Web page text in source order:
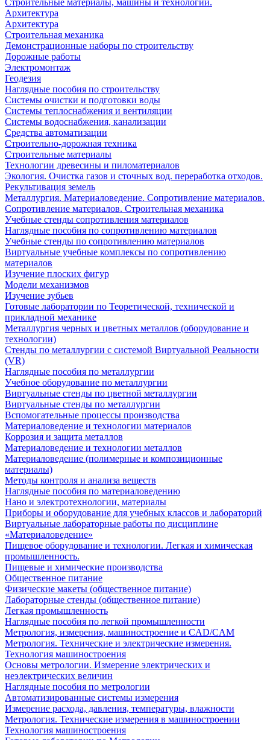
Строительные материалы, машины и технологии.
Архитектура
Архитектура
Cтроительная механика
Демонстрационные наборы по строительству
Дорожные работы
Электромонтаж
Геодезия
Наглядные пособия по строительству
Системы очистки и подготовки воды
Системы теплоснабжения и вентиляции
Системы водоснабжения, канализации
Средства автоматизации
Строительно-дорожная техника
Строительные материалы
Технологии древесины и пиломатериалов
Экология. Очистка газов и сточных вод. переработка отходов.
Рекультивация земель
Металлургия. Материаловедение. Сопротивление материалов.
Сопротивление материалов. Строительная механика
Учебные стенды сопротивления материалов
Наглядные пособия по сопротивлению материалов
Учебные стенды по сопротивлению материалов
Виртуальные учебные комплексы по сопротивлению
материалов
Изучение плоских фигур
Модели механизмов
Изучение зубьев
Готовые лаборатории по Теоретической, технической и
прикладной механике
Металлургия черных и цветных металлов (оборудование и
технологии)
Cтенды по металлургии с системой Виртуальной Реальности
(VR)
Наглядные пособия по металлургии
Учебное оборудование по металлургии
Виртуальные стенды по цветной металлургии
Виртуальные стенды по металлургии
Вспомогательные процессы производства
Материаловедение и технологии материалов
Коррозия и защита металлов
Материаловедение и технологии металлов
Материаловедение (полимерные и композиционные
материалы)
Методы контроля и анализа веществ
Наглядные пособия по материаловедению
Нано и электротехнологии, материалы
Приборы и оборудование для учебных классов и лабораторий
Виртуальные лабораторные работы по дисциплине
«Материаловедение»
Пищевое оборудование и технологии. Легкая и химическая
промышленность.
Пищевые и химические производства
Общественное питание
Физические макеты (общественное питание)
Лабораторные стенды (общественное питание)
Легкая промышленность
Наглядные пособия по легкой промышленности
Метрология, измерения, машиностроение и CAD/CAM
Метрология. Технические и электрические измерения.
Технология машиностроения
Основы метрологии. Измерение электрических и
неэлектрических величин
Наглядные пособия по метрологии
Автоматизированные системы измерения
Измерение расхода, давления, температуры, влажности
Метрология. Технические измерения в машиностроении
Технология машиностроения